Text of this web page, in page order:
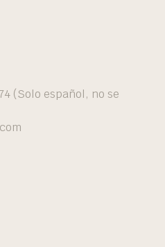
(Solo español, no se